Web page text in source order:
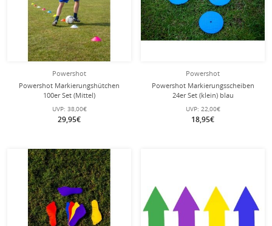
Powershot
Powershot Markierungshütchen
100er Set (Mittel)
UVP: 38,00€
29,95€
Powershot
Powershot Markierungsscheiben
24er Set (klein) blau
UVP: 22,00€
18,95€